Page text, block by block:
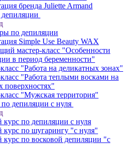
бренда Juliette Armand
по депиляции
Simple Use Beauty WAX
мастер-класс "Особенности
в период беременности"
"Работа на деликатных зонах"
"Работа теплыми восками на
поверхностях"
"Мужская территория"
депиляции с нуля
курс по депиляции с нуля
курс по шугарингу "с нуля"
курс по восковой депиляции "с